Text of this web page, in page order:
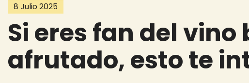
8 Julio 2025
Si eres fan del vino
afrutado, esto te